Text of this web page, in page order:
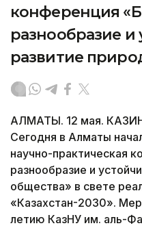
конференция
разнообразие и
развитие
АЛМАТЫ. 12 мая.
Сегодня в Алматы
научно-практическая
разнообразие и
общества» в свете
«Казахстан-2030».
летию КазНУ им. аль-